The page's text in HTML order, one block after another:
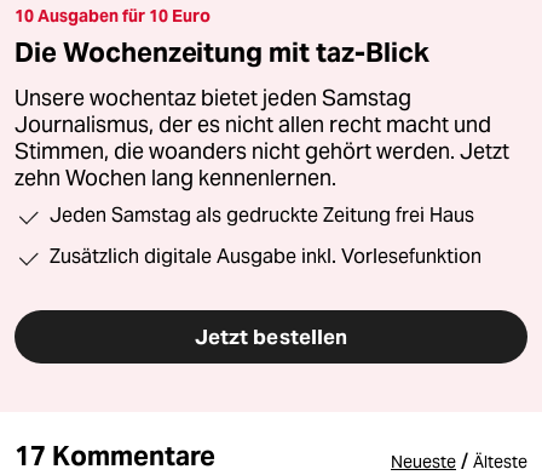
10 Ausgaben für 10 Euro
Die Wochenzeitung mit taz-Blick
Unsere wochentaz bietet jeden Samstag
Journalismus, der es nicht allen recht macht und
Stimmen, die woanders nicht gehört werden. Jetzt
zehn Wochen lang kennenlernen.
Jeden Samstag als gedruckte Zeitung frei Haus
Zusätzlich digitale Ausgabe inkl. Vorlesefunktion
Jetzt bestellen
17 Kommentare Neueste / Älteste